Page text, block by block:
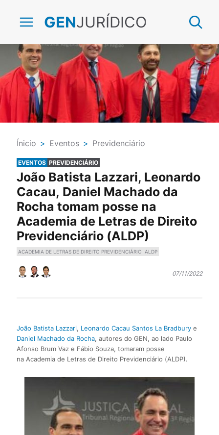
GENJURÍDICO
Ínicio > Eventos > Previdenciário
EVENTOS PREVIDENCIÁRIO
João Batista Lazzari, Leonardo
Cacau, Daniel Machado da
Rocha tomam posse na
Academia de Letras de Direito
Previdenciário (ALDP)
ACADEMIA DE LETRAS DE DIREITO PREVIDENCIÁRIO ALDP
07/11/2022
João Batista Lazzari, Leonardo Cacau Santos La Bradburye
Daniel Machado da Rocha, autores do GEN, ao lado Paulo
Afonso Brum Vaz e Fábio Souza, tomaram posse
na Academia de Letras de Direito Previdenciário (ALDP).